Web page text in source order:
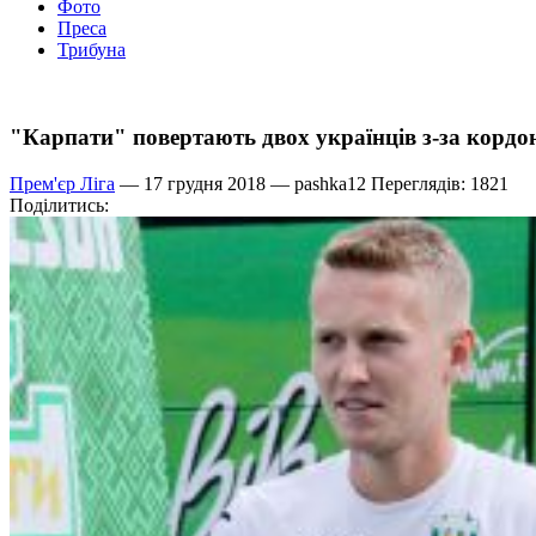
Фото
Преса
Трибуна
"Карпати" повертають двох українців з-за
Прем'єр Ліга — 17 грудня 2018 — pashka12 Переглядів: 1821
Поділитись: